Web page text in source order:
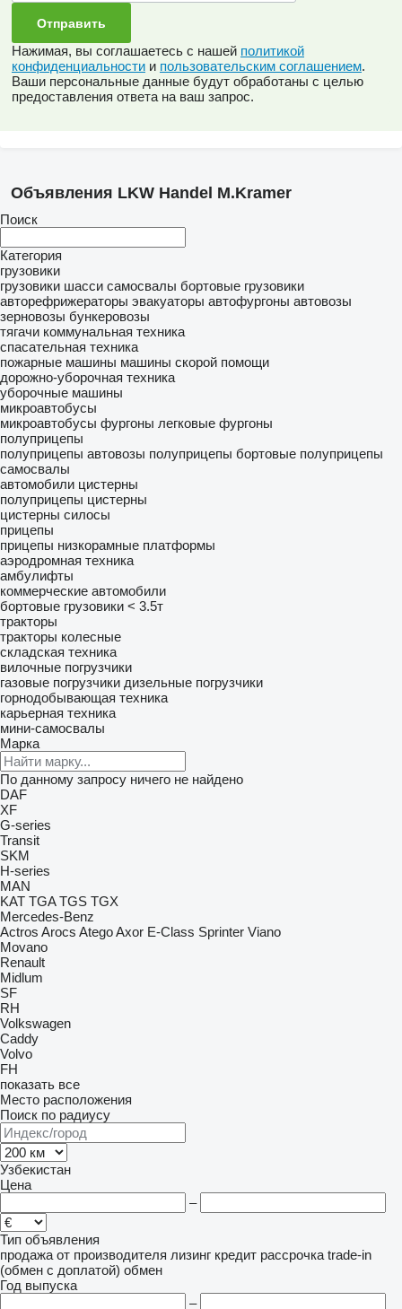
Нажимая, вы соглашаетесь с нашей политикой
конфиденциальности и пользовательским соглашением.
Ваши персональные данные будут обработаны с целью
предоставления ответа на ваш запрос.
Объявления LKW Handel M.Kramer
Поиск
Категория
грузовики
грузовики шасси самосвалы бортовые грузовики
авторефрижераторы эвакуаторы автофургоны автовозы
зерновозы бункеровозы
тягачи коммунальная техника
спасательная техника
пожарные машины машины скорой помощи
дорожно-уборочная техника
уборочные машины
микроавтобусы
микроавтобусы фургоны легковые фургоны
полуприцепы
полуприцепы автовозы полуприцепы бортовые полуприцепы
самосвалы
автомобили цистерны
полуприцепы цистерны
цистерны силосы
прицепы
прицепы низкорамные платформы
аэродромная техника
амбулифты
коммерческие автомобили
бортовые грузовики < 3.5т
тракторы
тракторы колесные
складская техника
вилочные погрузчики
газовые погрузчики дизельные погрузчики
горнодобывающая техника
карьерная техника
мини-самосвалы
Марка
По данному запросу ничего не найдено
DAF
XF
G-series
Transit
SKM
H-series
MAN
KAT TGA TGS TGX
Mercedes-Benz
Actros Arocs AtegoAxor E-Class Sprinter Viano
Movano
Renault
Midlum
SF
RH
Volkswagen
Caddy
Volvo
FH
показать все
Место расположения
Поиск по радиусу
Узбекистан
Цена
–
Тип объявления
продажа от производителя лизинг кредит рассрочка trade-in
(обмен с доплатой) обмен
Год выпуска
–